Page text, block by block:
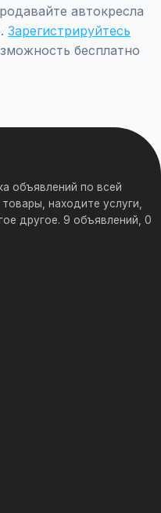
автокресла
Зарегистрируйтесь
бесплатно
объявлений по всей
находите услуги,
другое. 9 объявлений, 0